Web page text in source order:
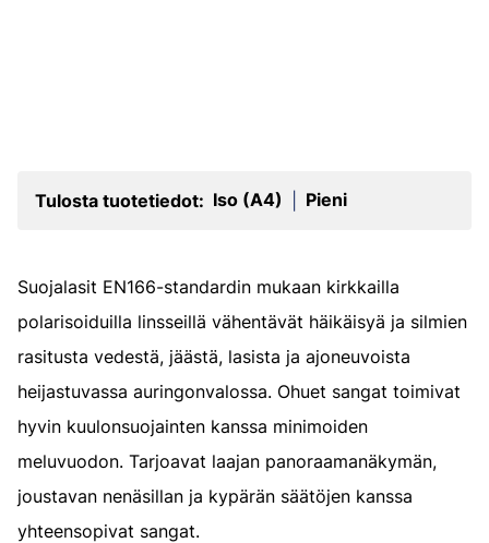
Tulosta tuotetiedot: Iso (A4) Pieni
Suojalasit EN166-standardin mukaan kirkkailla
polarisoiduilla linsseillä vähentävät häikäisyä ja silmien
rasitusta vedestä, jäästä, lasista ja ajoneuvoista
heijastuvassa auringonvalossa. Ohuet sangat toimivat
hyvin kuulonsuojainten kanssa minimoiden
meluvuodon. Tarjoavat laajan panoraamanäkymän,
joustavan nenäsillan ja kypärän säätöjen kanssa
yhteensopivat sangat.